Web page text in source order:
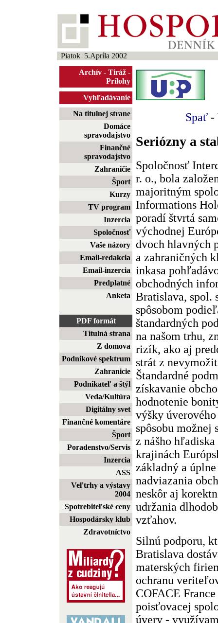
Piatok 5.Apríla 2002
Archív - Tiráž -
Prílohy
Vyhľadávanie
Na titulnej strane
Domáce
spravodajstvo
Finančné
spravodajstvo
Zahraničie
Šport
Kurzy
TV program
Inzercia
Spoločnosť
Vaše názory
Email-redakcia
Email-inzercia
Predplatné
Anketa
PDF formát
Titulná strana
Z domova
Podnikové spektrum
Zahranicie
Podnikateľ a štýl
Veda/Kultúra
Digitálny svet
Finančné komentáre
Šport
Poradenstvo/Servis
Inzercia
ASS
Veľtrhy a výstavy
2004
Spotrebiteľské ceny
Hospodársky klub
Zdravotníctvo
Spať -
Seriózny a
Spoločnosť
r. o., bola
majoritným
Informations
poradí štvrtá
východnej
dvoch hlavných
a zahraničných
inkasa
obchodných
Bratislava, spol.
spôsobom
štandardných
na našom trhu,
rizík, ako aj
strát z
Štandardné
získavanie
hodnotenie
výšky
spôsobu možnej
z nášho
krajinách
základný a
nadviazania
neskôr aj
udržania
vzťahov.
Silnú podporu,
Bratislava
materských
ochranu
COFACE
poisťovacej
úvery -